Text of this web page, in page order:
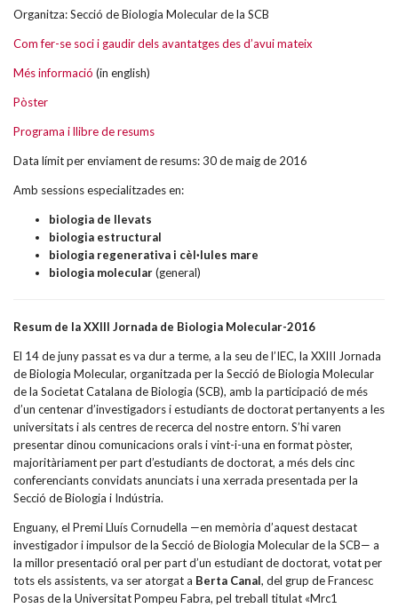
Organitza: Secció de Biologia Molecular de la SCB
Com fer-se soci i gaudir dels avantatges des d’avui mateix
Més informació (in english)
Pòster
Programa i llibre de resums
Data límit per enviament de resums: 30 de maig de 2016
Amb sessions especialitzades en:
biologia de llevats
biologia estructural
biologia regenerativa i cèl·lules mare
biologia molecular(general)
Resum de la XXIII Jornada de Biologia Molecular-2016
El 14 de juny passat es va dur a terme, a la seu de l’IEC, la XXIII Jornada
de Biologia Molecular, organitzada per la Secció de Biologia Molecular
de la Societat Catalana de Biologia (SCB), amb la participació de més
d’un centenar d’investigadors i estudiants de doctorat pertanyents a les
universitats i als centres de recerca del nostre entorn. S’hi varen
presentar dinou comunicacions orals i vint-i-una en format pòster,
majoritàriament per part d’estudiants de doctorat, a més dels cinc
conferenciants convidats anunciats i una xerrada presentada per la
Secció de Biologia i Indústria.
Enguany, el Premi Lluís Cornudella —en memòria d’aquest destacat
investigador i impulsor de la Secció de Biologia Molecular de la SCB— a
la millor presentació oral per part d’un estudiant de doctorat, votat per
tots els assistents, va ser atorgat a Berta Canal, del grup de Francesc
Posas de la Universitat Pompeu Fabra, pel treball titulat «Mrc1